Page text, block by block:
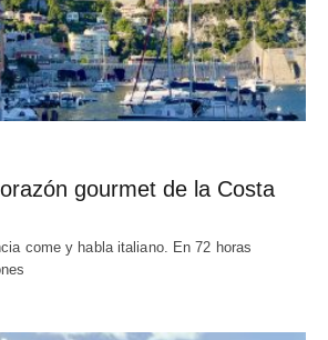
gourmet de la Costa
come y habla italiano. En 72 horas